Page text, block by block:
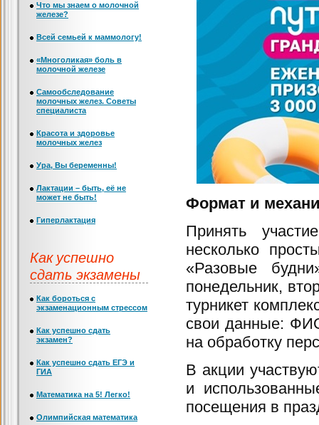
Формат и
Принять
несколько
«Разовые
понедельник,
турникет
свои данные:
на обработку
В акции
и
посещения в
Что мы знаем о молочной
железе?
Всей семьей к маммологу!
«Многоликая» боль в
молочной железе
Самообследование
молочных желез. Советы
специалиста
Красота и здоровье
молочных желез
Ура, Вы беременны!
Лактации – быть, её не
может не быть!
Гиперлактация
Как успешно
сдать экзамены
Как бороться с
экзаменационным стрессом
Как успешно сдать
экзамен?
Как успешно сдать ЕГЭ и
ГИА
Математика на 5! Легко!
Олимпийская математика